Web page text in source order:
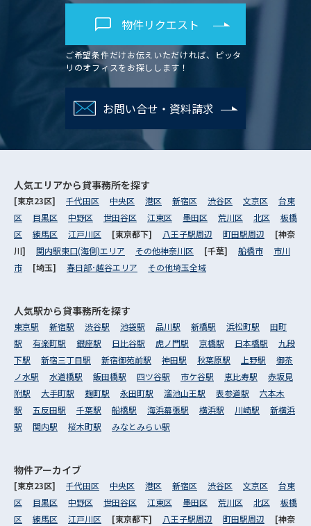
物件リクエスト
ご希望条件だけお伝えいただければ、ピッタ
リのオフィスをお探しします！
お問い合せ・資料請求
人気エリアから貸事務所を探す
[東京23区] 千代田区 中央区 港区 新宿区 渋谷区 文京区
台東
区
目黒区 中野区 世田谷区 江東区 墨田区 荒川区 北区
板橋
区
練馬区 江戸川区 [東京都下] 八王子駅周辺 町田駅周辺
[神奈
川] 関内駅東口(海側)エリア その他神奈川区 [千葉] 船橋市
市川
市
[埼玉] 春日部･越谷エリア その他埼玉全域
人気駅から貸事務所を探す
東京駅 新宿駅 渋谷駅 池袋駅 品川駅 新橋駅 浜松町駅
田町
駅
有楽町駅 銀座駅 日比谷駅 虎ノ門駅 京橋駅 日本橋駅
九段
下駅
新宿三丁目駅 新宿御苑前駅 神田駅 秋葉原駅 上野駅
御茶
ノ水駅
水道橋駅 飯田橋駅 四ツ谷駅 市ケ谷駅 恵比寿駅
赤坂見
附駅
大手町駅 麹町駅 永田町駅 溜池山王駅 表参道駅
六本木
駅
五反田駅 千葉駅 船橋駅 海浜幕張駅 横浜駅 川崎駅
新横浜
駅
関内駅 桜木町駅 みなとみらい駅
物件アーカイブ
[東京23区] 千代田区 中央区 港区 新宿区 渋谷区 文京区
台東
区
目黒区 中野区 世田谷区 江東区 墨田区 荒川区 北区
板橋
区
練馬区 江戸川区 [東京都下] 八王子駅周辺 町田駅周辺 [神奈